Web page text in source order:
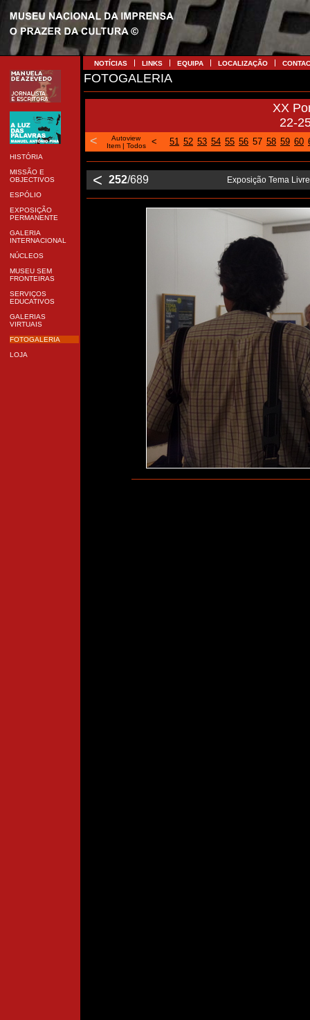
HISTÓRIA
MISSÃO E
OBJECTIVOS
ESPÓLIO
EXPOSIÇÃO
PERMANENTE
GALERIA
INTERNACIONAL
NÚCLEOS
MUSEU SEM
FRONTEIRAS
SERVIÇOS
EDUCATIVOS
GALERIAS
VIRTUAIS
FOTOGALERIA
LOJA
NOTÍCIAS LINKS EQUIPA LOCALIZAÇÃO
FOTOGALERIA
XX
22-
<
Autoview
Item| Todos < 51 52 53 54 55 56 57 58 59 60
< 252/689 Exposição Tema